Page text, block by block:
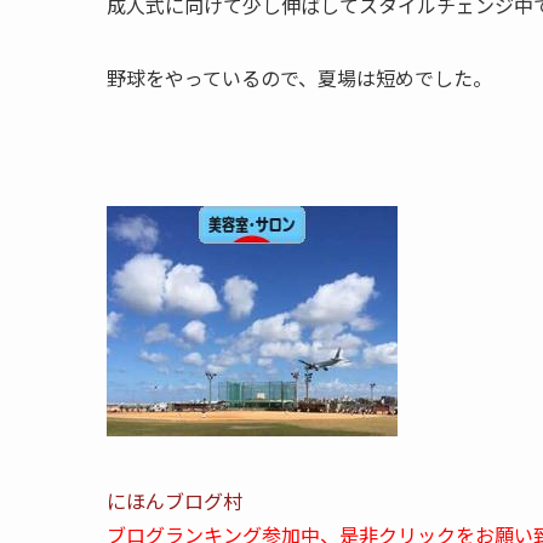
野球をやっているので、夏場は短めでした。
にほんブログ村
ブログランキング参加中、是非クリックをお願い